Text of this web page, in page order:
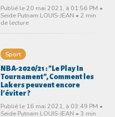
Publié le 20 mai 2021, à 01:56 PM •
Seide Putnam LOUIS-JEAN • 2 min
de lecture
Sport
NBA-2020/21 : "Le Play In
Tournament", Comment les
Lakers peuvent encore
l'éviter ?
Publié le 16 mai 2021, à 03:49 PM •
Seide Putnam LOUIS-JEAN • 3 min